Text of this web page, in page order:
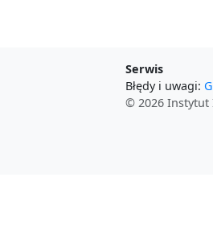
Serwis
Błędy i uwagi:
© 2026 Instytut